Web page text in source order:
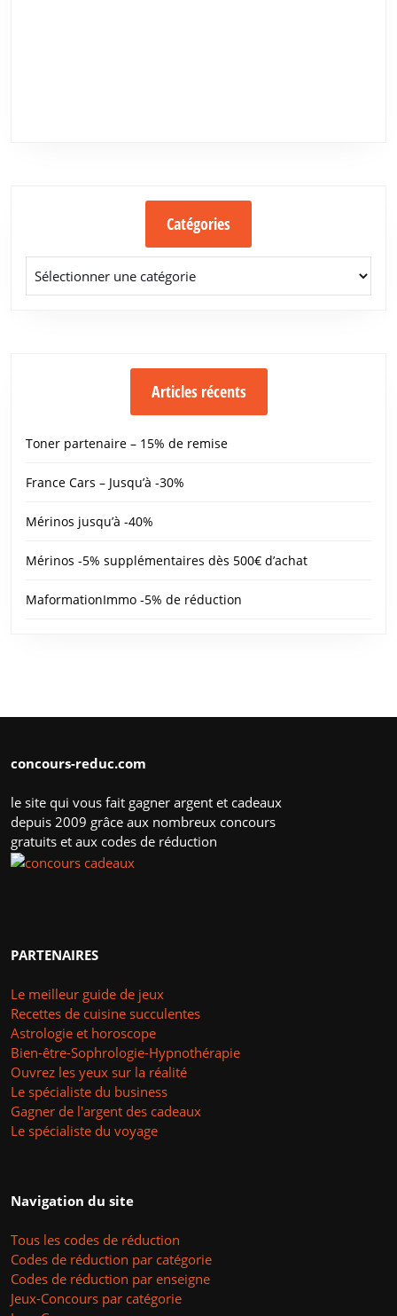
Catégories
Articles récents
Toner partenaire – 15% de remise
France Cars – Jusqu’à -30%
Mérinos jusqu’à -40%
Mérinos -5% supplémentaires dès 500€ d’achat
MaformationImmo -5% de réduction
concours-reduc.com
le site qui vous fait gagner argent et cadeaux
depuis 2009 grâce aux nombreux concours
gratuits et aux codes de réduction
PARTENAIRES
Le meilleur guide de jeux
Recettes de cuisine succulentes
Astrologie et horoscope
Bien-être-Sophrologie-Hypnothérapie
Ouvrez les yeux sur la réalité
Le spécialiste du business
Gagner de l'argent des cadeaux
Le spécialiste du voyage
Navigation du site
Tous les codes de réduction
Codes de réduction par catégorie
Codes de réduction par enseigne
Jeux-Concours par catégorie